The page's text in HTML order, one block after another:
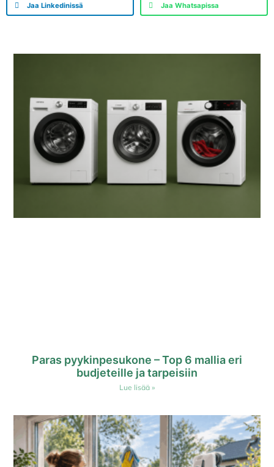
Jaa Linkedinissä Jaa Whatsapissa
Paras pyykinpesukone – Top 6 mallia eri
budjeteille ja tarpeisiin
Lue lisää »